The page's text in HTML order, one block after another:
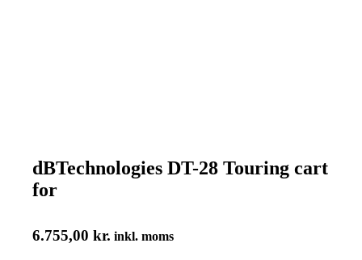
dBTechnologies DT-28 Touring cart
for
6.755,00 kr. inkl. moms